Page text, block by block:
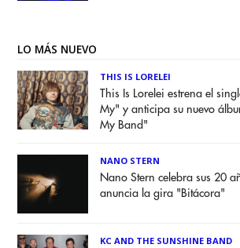
LO MÁS NUEVO
THIS IS LORELEI
This Is Lorelei estrena el
My" y anticipa su nuevo
My Band"
NANO STERN
Nano Stern celebra sus 20
anuncia la gira "Bitácora"
KC AND THE SUNSHINE BAND